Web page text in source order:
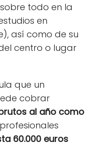
todo en la
en
así como de su
centro o lugar
que un
cobrar
al año como
60.000 euros